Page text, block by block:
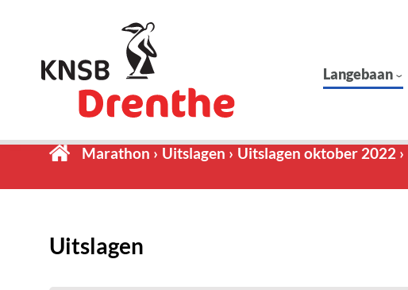
Langebaan
Marathon Uitslagen Uitslagen oktober 2022
Uitslagen